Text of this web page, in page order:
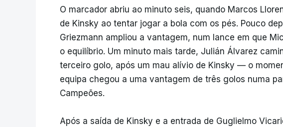
O marcador abriu ao minuto seis, quando Marcos
de Kinsky ao tentar jogar a bola com os pés. Pouco
Griezmann ampliou a vantagem, num lance em que
o equilíbrio. Um minuto mais tarde, Julián Álvarez
terceiro golo, após um mau alívio de Kinsky — o
equipa chegou a uma vantagem de três golos numa
Campeões.
Após a saída de Kinsky e a entrada de Guglielmo